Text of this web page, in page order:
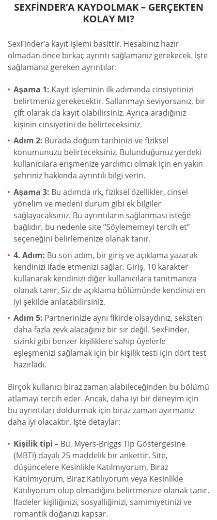
SEXFINDER’A KAYDOLMAK – GERÇEKTEN
KOLAY MI?
SexFinder’a kayıt işlemi basittir. Hesabınız hazır
olmadan önce birkaç ayrıntı sağlamanız gerekecek. İşte
sağlamanız gereken ayrıntılar:
Aşama 1: Kayıt işleminin ilk adımında cinsiyetinizi
belirtmeniz gerekecektir. Sallanmayı seviyorsanız, bir
çift olarak da kayıt olabilirsiniz. Ayrıca aradığınız
kişinin cinsiyetini de belirteceksiniz.
Adım 2: Burada doğum tarihinizi ve fiziksel
konumunuzu belirteceksiniz. Bulunduğunuz yerdeki
kullanıcılara erişmenize yardımcı olmak için en yakın
şehriniz hakkında ayrıntılı bilgi verin.
Aşama 3: Bu adımda ırk, fiziksel özellikler, cinsel
yönelim ve medeni durum gibi ek bilgiler
sağlayacaksınız. Bu ayrıntıların sağlanması isteğe
bağlıdır, bu nedenle site “Söylememeyi tercih et”
seçeneğini belirlemenize olanak tanır.
4. Adım: Bu son adım, bir giriş ve açıklama yazarak
kendinizi ifade etmenizi sağlar. Giriş, 10 karakter
kullanarak kendinizi diğer kullanıcılara tanıtmanıza
olanak tanır. Siz de açıklama bölümünde kendinizi en
iyi şekilde anlatabilirsiniz.
Adım 5: Partnerinizle aynı fikirde olsaydınız, seksten
daha fazla zevk alacağınız bir sır değil. SexFinder,
sizinki gibi benzer kişiliklere sahip üyelerle
eşleşmenizi sağlamak için bir kişilik testi için dört test
hazırladı.
Birçok kullanıcı biraz zaman alabileceğinden bu bölümü
atlamayı tercih eder. Ancak, daha iyi bir deneyim için
bu ayrıntıları doldurmak için biraz zaman ayırmanız
daha iyi olacaktır. İşte detaylar:
Kişilik tipi – Bu, Myers-Briggs Tip Göstergesine
(MBTI) dayalı 25 maddelik bir ankettir. Site,
düşüncelere Kesinlikle Katılmıyorum, Biraz
Katılmıyorum, Biraz Katılıyorum veya Kesinlikle
Katılıyorum olup olmadığını belirtmenize olanak tanır.
İfadeler kişiliğinizi, sosyalliğinizi, samimiyetinizi ve
romantik doğanızı kapsar.